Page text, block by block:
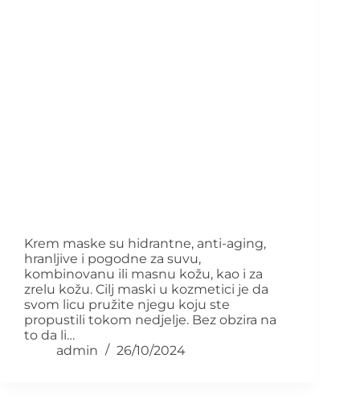
Krem maske su hidrantne, anti-aging,
hranljive i pogodne za suvu,
kombinovanu ili masnu kožu, kao i za
zrelu kožu. Cilj maski u kozmetici je da
svom licu pružite njegu koju ste
propustili tokom nedjelje. Bez obzira na
to da li…
admin
26/10/2024